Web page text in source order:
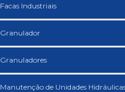
Facas Industriais
Granulador
Granuladores
Manutenção de Unidades